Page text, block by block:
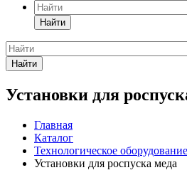
Найти
Найти
Установки для
Главная
Каталог
Технологическое оборудование
Установки для роспуска меда